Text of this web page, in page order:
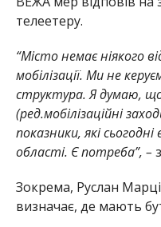
телеетеру.
“Місто немає ніякого
мобілізації. Ми не
структура. Я думаю,
(ред.мобілізаційні
показники, які сьогодні
області. Є потреба”, –
Зокрема, Руслан
визначає, де мають